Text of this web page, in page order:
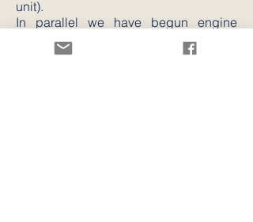
unit).
In parallel we have begun engine
manufacture; the two first engine will
bench testing in 2026.